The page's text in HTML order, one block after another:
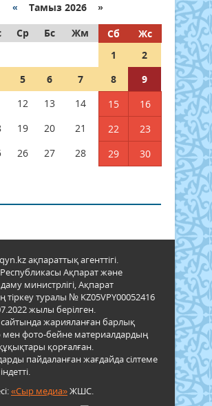
« Тамыз 2026 »
Ср Бс Жм Сб
Жс
1
2
5 6 7 8
9
12 13 14 15
16
19 20 21 22
23
26 27 28 29
30
ақпараттық агенттігі.
Ақпарат және
министрлігі, Ақпарат
тіркеу туралы № KZ05VPY00052416
жылы берілген.
сайтында жарияланған барлық
мен фото-бейне материалдардың
қорғалған.
пайдаланған жағдайда сілтеме
«Сыр медиа»ЖШС.